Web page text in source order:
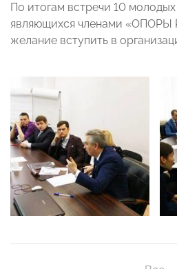
По итогам встречи 10
являющихся членами «ОПОРЫ
желание вступить в